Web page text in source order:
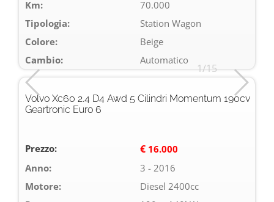
Km:
70.000
Tipologia:
Station Wagon
Colore:
Beige
Cambio:
Automatico
1/15
Volvo Xc60 2.4 D4 Awd 5 Cilindri Momentum 190cv
Geartronic Euro 6
Prezzo: € 16.000
Anno:
3 - 2016
Motore:
Diesel 2400cc